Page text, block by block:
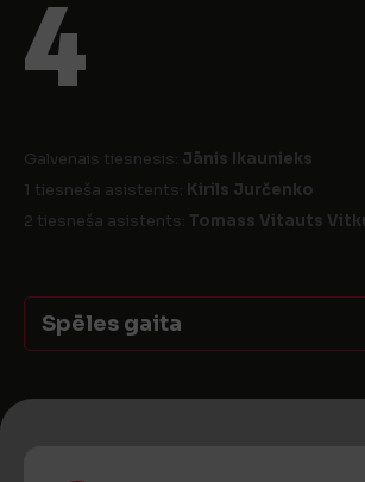
4
Galvenais tiesnesis: Jānis Ikaunieks
1 tiesneša asistents: Kirils Jurčenko
2 tiesneša asistents: Tomass Vitauts
Spēles gaita